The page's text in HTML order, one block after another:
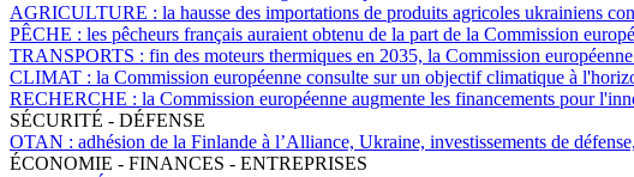
AGRICULTURE : la hausse des importations de produits agricoles ukrainiens
PÊCHE : les pêcheurs français auraient obtenu de la part de la Commission
TRANSPORTS : fin des moteurs thermiques en 2035, la Commission
CLIMAT : la Commission européenne consulte sur un objectif climatique à
RECHERCHE : la Commission européenne augmente les financements pour
SÉCURITÉ - DÉFENSE
OTAN : adhésion de la Finlande à l’Alliance, Ukraine, investissements de
ÉCONOMIE - FINANCES - ENTREPRISES